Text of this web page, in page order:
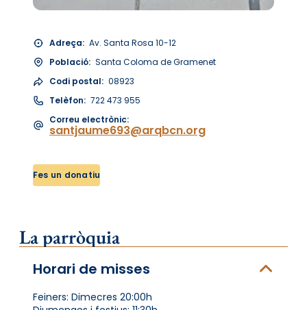
Adreça: Av. Santa Rosa 10-12
Població: Santa Coloma de Gramenet
Codi postal: 08923
Telèfon: 722 473 955
Correu electrònic:
santjaume693@arqbcn.org
Fes un donatiu
La parròquia
Horari de misses
Feiners: Dimecres 20:00h